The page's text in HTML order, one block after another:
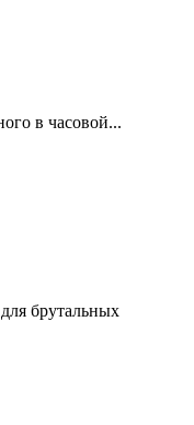
в часовой...
брутальных